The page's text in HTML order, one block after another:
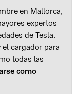
en Mallorca,
expertos
de Tesla,
el cargador para
todas las
como